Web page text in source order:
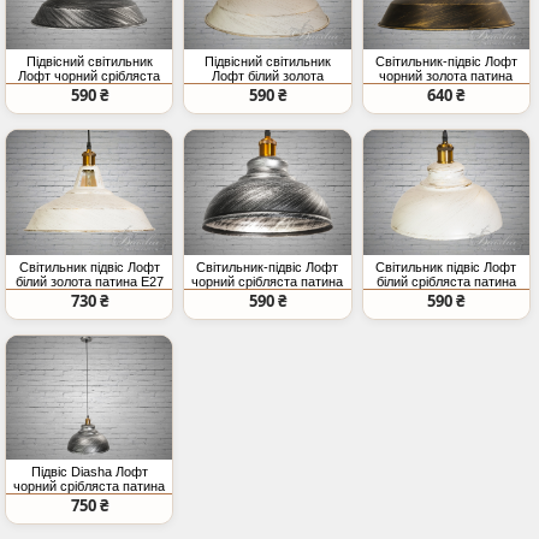
Підвісний світильник
Лофт чорний срібляста
патина металевий
купольний абажур
590 ₴
Підвісний світильник
Лофт білий золота
патина регульована
висота під лампу
Едісона
590 ₴
Світильник-підвіс Лофт
чорний золота патина
E27 39 см
640 ₴
Світильник підвіс Лофт
білий золота патина E27
39 см
730 ₴
Світильник-підвіс Лофт
чорний срібляста патина
E27
590 ₴
Світильник підвіс Лофт
білий срібляста патина
E27 36см
590 ₴
Підвіс Diasha Лофт
чорний срібляста патина
36 см E27
750 ₴